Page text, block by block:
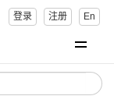
登录 注册 En